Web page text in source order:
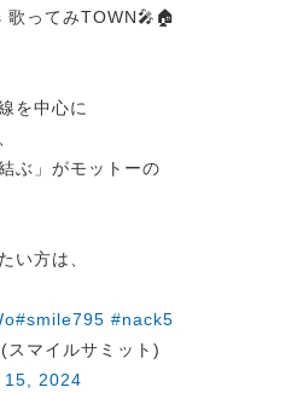
ってみTOWN🎤🏠
を中心に
ぶ」がモットーの
い方は、
#smile795 #nack5
マイルサミット)
15, 2024